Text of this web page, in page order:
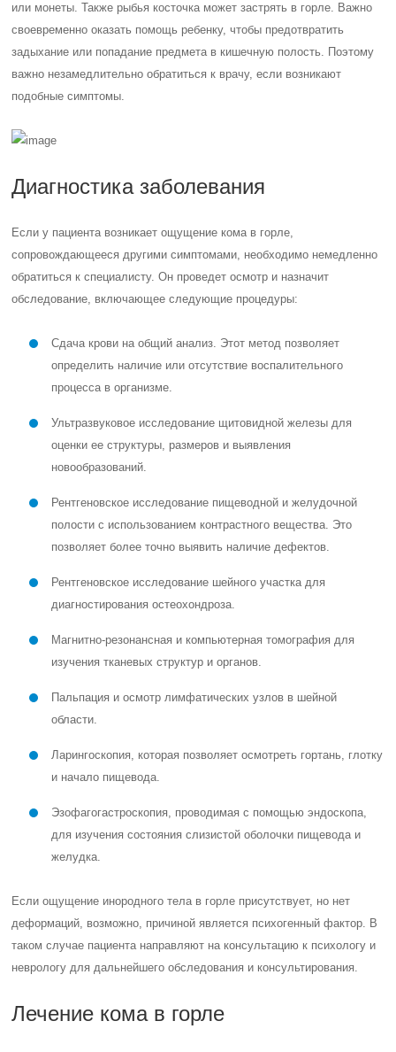
или монеты. Также рыбья косточка может застрять в горле. Важно
своевременно оказать помощь ребенку, чтобы предотвратить
задыхание или попадание предмета в кишечную полость. Поэтому
важно незамедлительно обратиться к врачу, если возникают
подобные симптомы.
Диагностика заболевания
Если у пациента возникает ощущение кома в горле,
сопровождающееся другими симптомами, необходимо немедленно
обратиться к специалисту. Он проведет осмотр и назначит
обследование, включающее следующие процедуры:
Сдача крови на общий анализ. Этот метод позволяет
определить наличие или отсутствие воспалительного
процесса в организме.
Ультразвуковое исследование щитовидной железы для
оценки ее структуры, размеров и выявления
новообразований.
Рентгеновское исследование пищеводной и желудочной
полости с использованием контрастного вещества. Это
позволяет более точно выявить наличие дефектов.
Рентгеновское исследование шейного участка для
диагностирования остеохондроза.
Магнитно-резонансная и компьютерная томография для
изучения тканевых структур и органов.
Пальпация и осмотр лимфатических узлов в шейной
области.
Ларингоскопия, которая позволяет осмотреть гортань, глотку
и начало пищевода.
Эзофагогастроскопия, проводимая с помощью эндоскопа,
для изучения состояния слизистой оболочки пищевода и
желудка.
Если ощущение инородного тела в горле присутствует, но нет
деформаций, возможно, причиной является психогенный фактор. В
таком случае пациента направляют на консультацию к психологу и
неврологу для дальнейшего обследования и консультирования.
Лечение кома в горле